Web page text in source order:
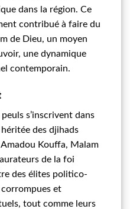
dans la région. Ce
contribué à faire du
de Dieu, un moyen
une dynamique
contemporain.
s’inscrivent dans
des djihads
Kouffa, Malam
de la foi
des élites politico-
corrompues et
tout comme leurs